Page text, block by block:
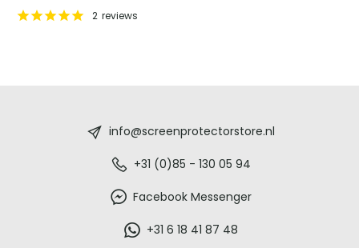
2 reviews
info@screenprotectorstore.nl
+31 (0)85 - 130 05 94
Facebook Messenger
+31 6 18 41 87 48